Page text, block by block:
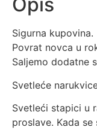
Opis
Sigurna kupovina.
Povrat novca u
Saljemo dodatne
Svetleće
Svetleći stapici u
proslave. Kada